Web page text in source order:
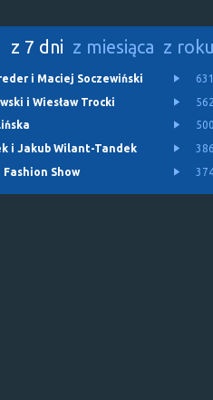
z 7 dni z miesiąca z
i Maciej Soczewiński
i Wiesław Trocki
i Jakub Wilant-Tandek
Show